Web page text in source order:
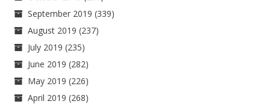
September 2019 (339)
August 2019 (237)
July 2019 (235)
June 2019 (282)
May 2019 (226)
April 2019 (268)